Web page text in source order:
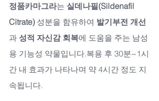
정품카마그라는 실데나필(Sildenafil
Citrate) 성분을 함유하여 발기부전 개선
과 성적 자신감 회복에 도움을 주는 남성
용 기능성 약물입니다.복용 후 30분~1시
간 내 효과가 나타나며 약 4시간 정도 지
속됩니다.